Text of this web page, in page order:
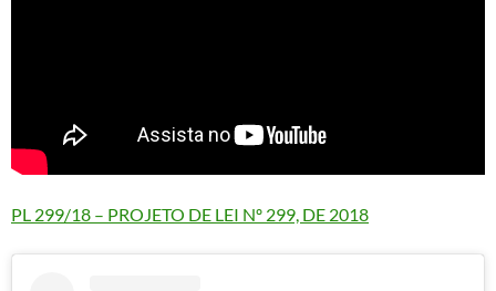
PL 299/18 – PROJETO DE LEI Nº 299, DE 2018